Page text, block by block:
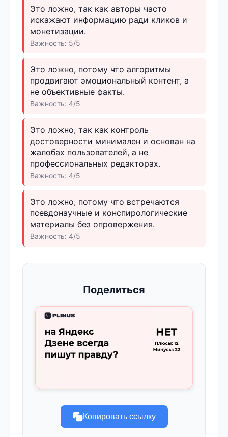
Это ложно, так как авторы часто
искажают информацию ради кликов и
монетизации.
Важность: 5/5
Это ложно, потому что алгоритмы
продвигают эмоциональный контент, а
не объективные факты.
Важность: 4/5
Это ложно, так как контроль
достоверности минимален и основан на
жалобах пользователей, а не
профессиональных редакторах.
Важность: 4/5
Это ложно, потому что встречаются
псевдонаучные и конспирологические
материалы без опровержения.
Важность: 4/5
Поделиться
Копировать ссылку